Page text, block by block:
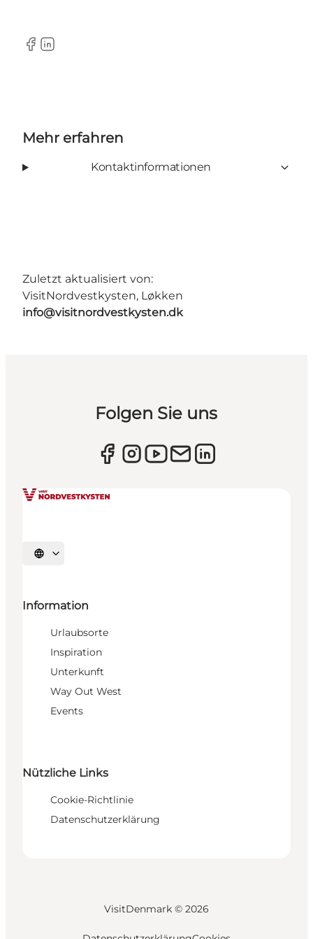
Facebook
LinkedIn
Mehr erfahren
Kontaktinformationen
Zuletzt aktualisiert von:
VisitNordvestkysten, Løkken
info@visitnordvestkysten.dk
Folgen Sie uns
Sprache auswählen
Information
Urlaubsorte
Inspiration
Unterkunft
Way Out West
Events
Nützliche Links
Cookie-Richtlinie
Datenschutzerklärung
VisitDenmark © 2026